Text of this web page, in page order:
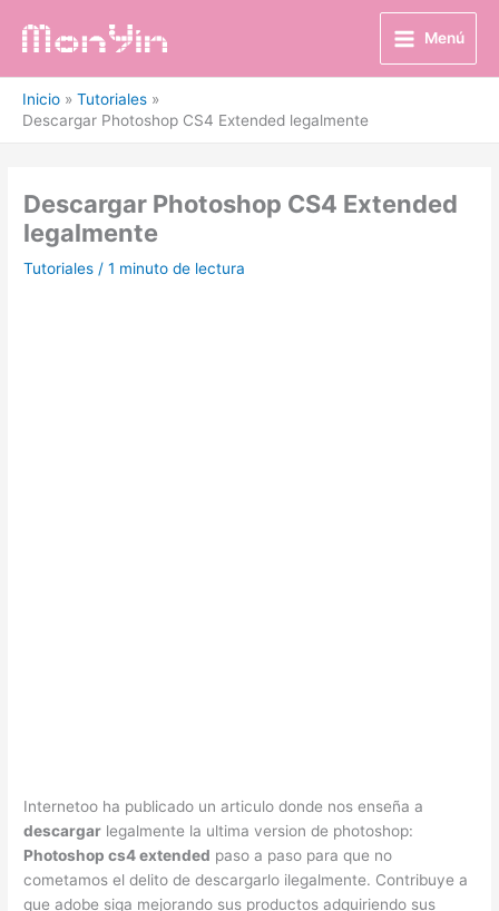
Menú
Inicio
Tutoriales
Descargar Photoshop CS4 Extended legalmente
Descargar Photoshop CS4 Extended
legalmente
Tutoriales /1 minuto de lectura
Internetoo ha publicado un articulo donde nos enseña a
descargar legalmente la ultima version de photoshop:
Photoshop cs4 extended paso a paso para que no
cometamos el delito de descargarlo ilegalmente. Contribuye a
que adobe siga mejorando sus productos adquiriendo sus